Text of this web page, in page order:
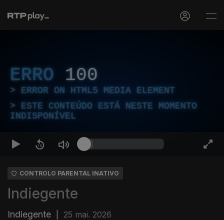
ERRO 100
ERROR ON HTML5 MEDIA ELEMENT
ESTE CONTEÚDO ESTÁ NESTE MOMENTO
INDISPONÍVEL
CONTROLO PARENTAL INATIVO
Indiegente
Indiegente 25 mai. 2026